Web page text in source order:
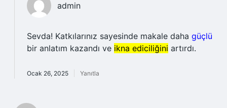
admin
Sevda! Katkılarınız sayesinde makale daha güçlü
bir anlatım kazandı ve ikna ediciliğini artırdı.
Ocak 26, 2025 Yanıtla